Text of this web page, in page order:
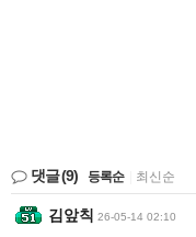
댓글(9) 등록순 최신순
김앞칙 26-05-14 02:10